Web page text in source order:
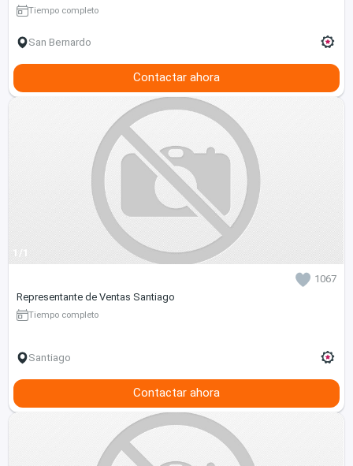
Tiempo completo
San Bernardo
Contactar ahora
1/1
1067
Representante de Ventas Santiago
Tiempo completo
Santiago
Contactar ahora